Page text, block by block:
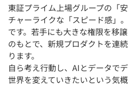
東証プライム上場グループの「
チャーライクな「スピード感」
です。若手にも大きな権限を移
のもとで、新規プロダクトを連
ります。
自ら考え行動し、AIとデータで
世界を変えていきたいという気